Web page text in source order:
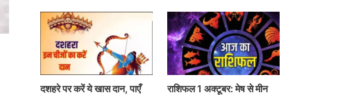
दशहरे पर करें ये खास दान, पाएँ
राशिफल 1 अक्टूबर: मेष से मीन